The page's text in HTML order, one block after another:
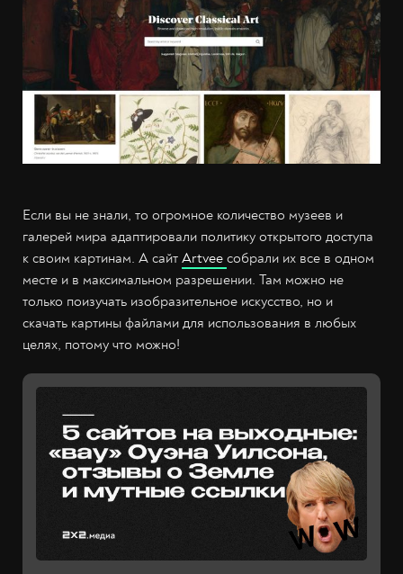
Если вы не знали, то огромное количество музеев и
галерей мира адаптировали политику открытого доступа
к своим картинам. А сайт Artvee собрали их все в одном
месте и в максимальном разрешении. Там можно не
только поизучать изобразительное искусство, но и
скачать картины файлами для использования в любых
целях, потому что можно!